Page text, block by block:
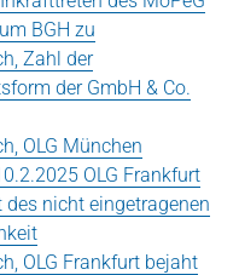
BGH zu
Zahl der
der GmbH & Co.
OLG München
OLG Frankfurt
nicht eingetragenen
OLG Frankfurt bejaht